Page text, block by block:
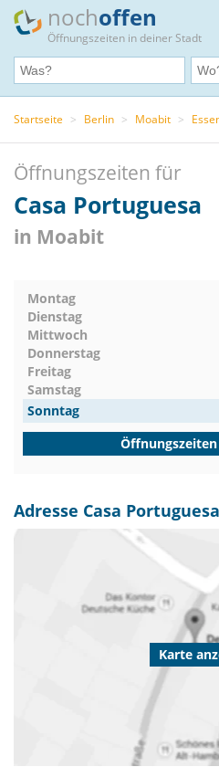
nochoffen
Öffnungszeiten in deiner Stadt
Startseite > Berlin > Moabit >
Öffnungszeiten für
Casa Portuguesa
in Moabit
Montag
Dienstag
Mittwoch
Donnerstag
Freitag
Samstag
Sonntag
Adresse Casa
Karte